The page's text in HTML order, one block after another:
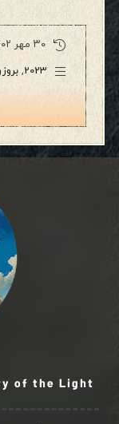
۳۰ مهر ۱۴۰۲
2023
,
of the Light